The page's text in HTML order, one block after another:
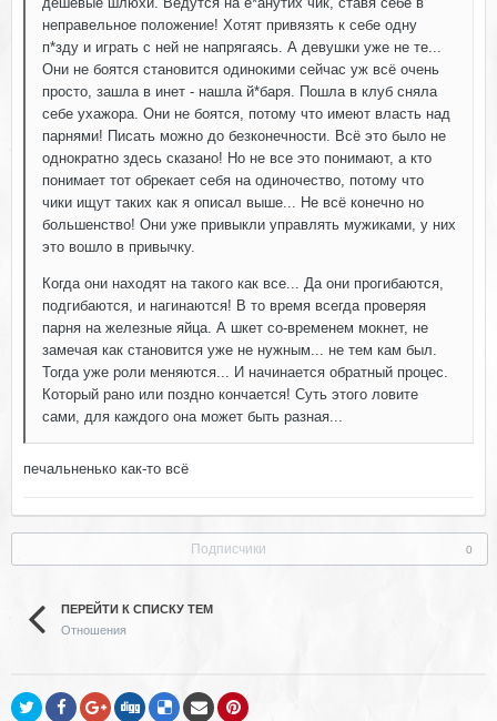
неправельное положение! Хотят привязять к себе одну
п*зду и играть с ней не напрягаясь. А девушки уже не те...
Они не боятся становится одинокими сейчас уж всё очень
просто, зашла в инет - нашла й*баря. Пошла в клуб сняла
себе ухажора. Они не боятся, потому что имеют власть над
парнями! Писать можно до безконечности. Всё это было не
однократно здесь сказано! Но не все это понимают, а кто
понимает тот обрекает себя на одиночество, потому что
чики ищут таких как я описал выше... Не всё конечно но
большенство! Они уже привыкли управлять мужиками, у них
это вошло в привычку.
Когда они находят на такого как все... Да они прогибаются,
подгибаются, и нагинаются! В то время всегда проверяя
парня на железные яйца. А шкет со-временем мокнет, не
замечая как становится уже не нужным... не тем кам был.
Тогда уже роли меняются... И начинается обратный процес.
Который рано или поздно кончается! Суть этого ловите
сами, для каждого она может быть разная...
печальненько как-то всё
Подписчики 0
ПЕРЕЙТИ К СПИСКУ ТЕМ
Отношения